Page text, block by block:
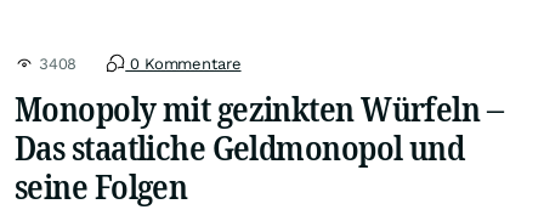
3408 0 Kommentare
Monopoly mit gezinkten Würfeln –
Das staatliche Geldmonopol und
seine Folgen